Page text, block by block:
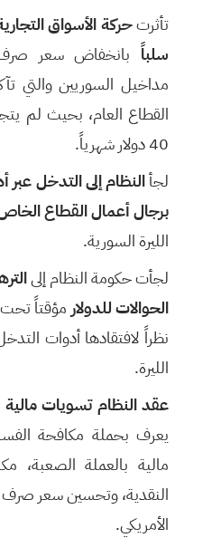
تأثرتحركة الأسواق
سلباًبانخفاض سعر صرف
مداخيل السوريين والتي
القطاع العام، بحيث لم
40 دولار شهرياً.
لجأالنظام إلى التدخل
برجال أعمال القطاع
الليرة السورية.
لجأت حكومة النظام إلى
الحوالات للدولار مؤقتاً تحت
نظراً لافتقادها أدوات
الليرة.
عقد النظام تسويات
يعرف بحملة مكافحة
مالية بالعملة الصعبة،
النقدية، وتحسين سعر صرف
الأمريكي.